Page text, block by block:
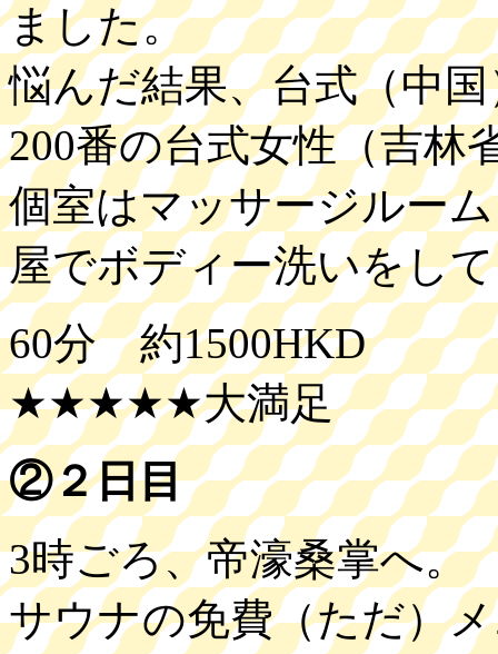
ました。
悩んだ結果、台式（中
200番の台式女性（吉林
個室はマッサージルー
屋でボディー洗いをし
60分 約1500HKD
★★★★★大満足
②２日目
3時ごろ、帝濠桑掌へ。
サウナの免費（ただ）